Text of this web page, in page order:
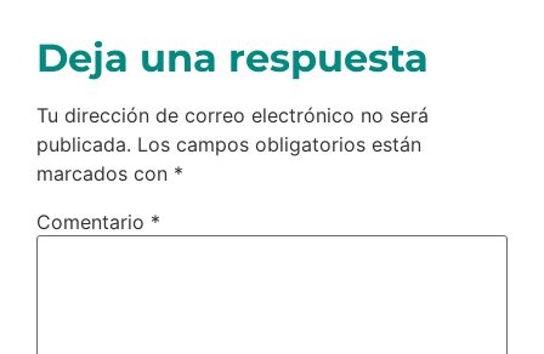
Deja una respuesta
Tu dirección de correo electrónico no será
publicada. Los campos obligatorios están
marcados con *
Comentario *